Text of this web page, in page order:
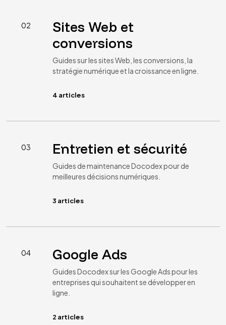
02
Sites Web et
conversions
Guides sur les sites Web, les conversions, la
stratégie numérique et la croissance en ligne.
4 articles
03 Entretien et sécurité
Guides de maintenance Docodex pour de
meilleures décisions numériques.
3 articles
04 Google Ads
Guides Docodex sur les Google Ads pour les
entreprises qui souhaitent se développer en
ligne.
2 articles